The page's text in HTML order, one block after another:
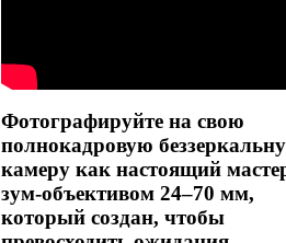
Фотографируйте на свою
полнокадровую
камеру как настоящий
зум-объективом 24–70 мм,
который создан, чтобы